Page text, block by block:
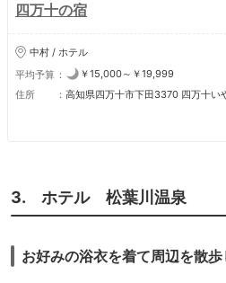
四万十の宿
中村 / ホテル
平均予算
￥15,000～￥19,999
住所
高知県四万十市下田3370 四万十い
3. ホテル 松葉川温泉
お好みの浴衣を着て周辺を散